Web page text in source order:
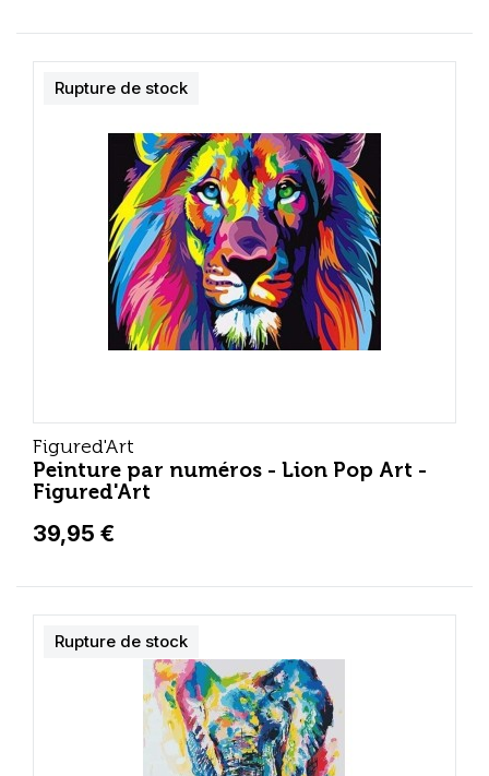
Figured'Art
Peinture par numéros - Lion Pop Art -
Figured'Art
39,95 €
Rupture de stock
Rupture de stock